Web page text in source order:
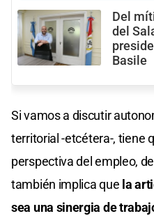
Del
del
Basile
Si vamos a discutir
territorial -etcétera-, tiene
perspectiva del empleo,
también implica que la
sea una sinergia de